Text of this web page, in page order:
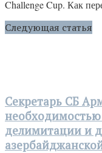
Challenge Cup. Как
Следующая статья
Секретарь СБ
делимитации и